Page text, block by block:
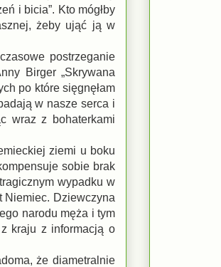
i bicia”. Kto mógłby
żeby ująć ją w
postrzeganie
Birger „Skrywana
po które sięgnęłam
w nasze serca i
wraz z bohaterkami
ziemi u boku
sobie brak
wypadku w
Niemiec. Dziewczyna
narodu męża i tym
kraju z informacją o
że diametralnie